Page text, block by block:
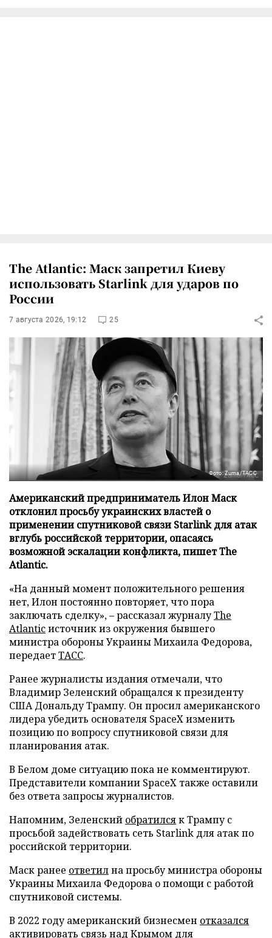
The Atlantic: Маск запретил Киеву
использовать Starlink для ударов по
России
7 августа 2026, 19:12 25
Фото: Zuma/ТАСС
Американский предприниматель Илон Маск
отклонил просьбу украинских властей о
применении спутниковой связи Starlink для атак
вглубь российской территории, опасаясь
возможной эскалации конфликта, пишет The
Atlantic.
«На данный момент положительного решения
нет, Илон постоянно повторяет, что пора
заключать сделку», – рассказал журналуThe
Atlanticисточник из окружения бывшего
министра обороны Украины Михаила Федорова,
передаетТАСС.
Ранее журналисты издания отмечали, что
Владимир Зеленский обращался к президенту
США Дональду Трампу. Он просил американского
лидера убедить основателя SpaceX изменить
позицию по вопросу спутниковой связи для
планирования атак.
В Белом доме ситуацию пока не комментируют.
Представители компании SpaceX также оставили
без ответа запросы журналистов.
Напомним, Зеленский обратилсяк Трампу с
просьбой задействовать сеть Starlink для атак по
российской территории.
Маск ранее ответилна просьбу министра обороны
Украины Михаила Федорова о помощи с работой
спутниковой системы.
В 2022 году американский бизнесмен отказался
активировать связь над Крымом для